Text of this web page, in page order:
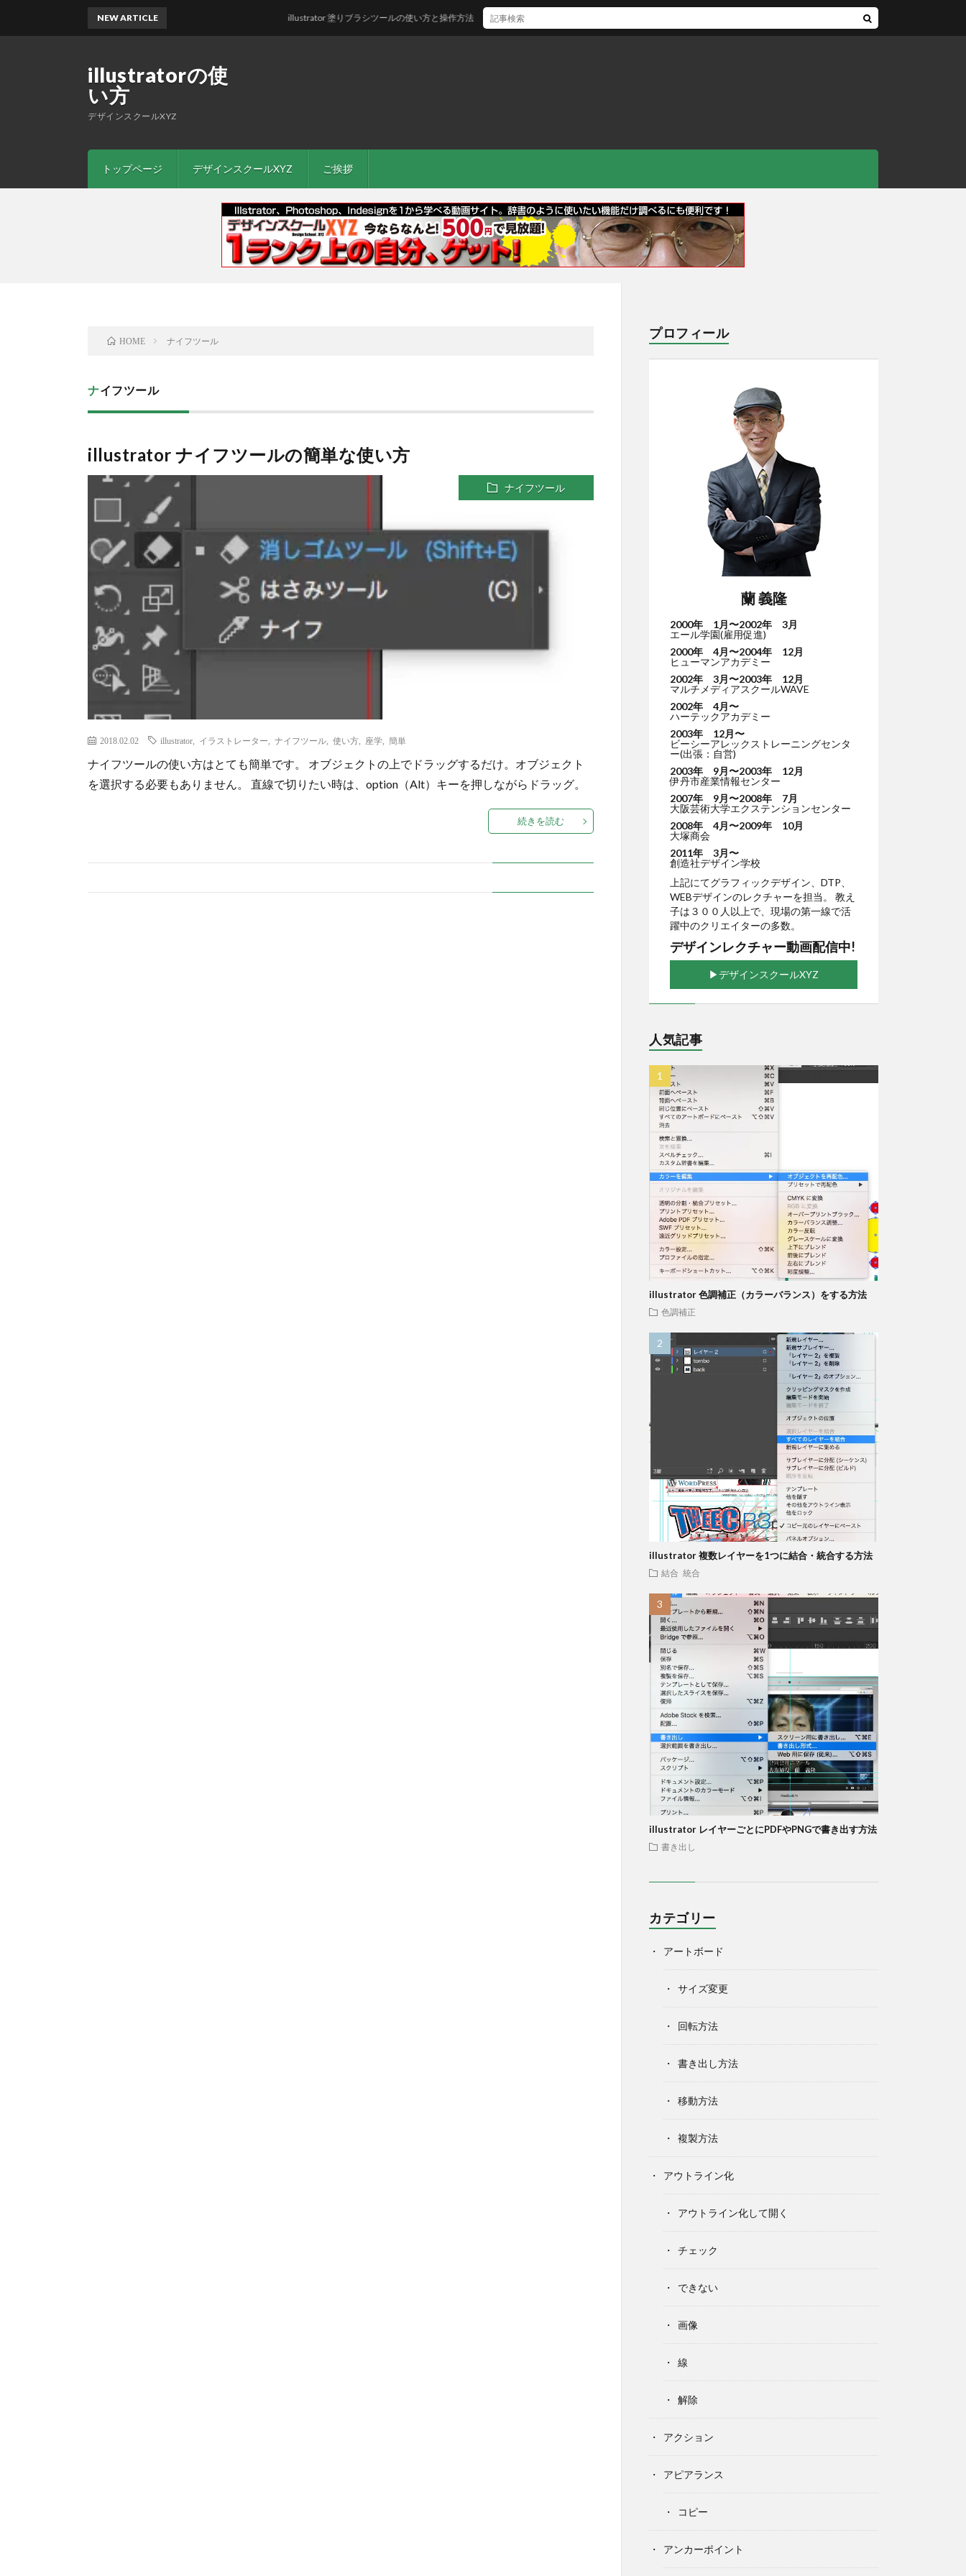
illustratorの使
い方
デザインスクールXYZ
トップページ デザインスクールXYZ ご挨拶
NEW ARTICLE illustrator 塗りブラシツールの使い方と操作方法
HOME ナイフツール
ナイフツール
illustrator ナイフツールの簡単な使い方
ナイフツール
2018.02.02 illustrator イラストレーター ナイフツール 使い方 座学 簡単
ナイフツールの使い方はとても簡単です。 オブジェクトの上でドラッグするだけ。オブジェクト
を選択する必要もありません。 直線で切りたい時は、option（Alt）キーを押しながらドラッグ。
続きを読む
プロフィール
蘭 義隆
2000年 1月〜2002年 3月
エール学園(雇用促進)
2000年 4月〜2004年 12月
ヒューマンアカデミー
2002年 3月〜2003年 12月
マルチメディアスクールWAVE
2002年 4月〜
ハーテックアカデミー
2003年 12月〜
ビーシーアレックストレーニングセンタ
ー(出張：自営)
2003年 9月〜2003年 12月
伊丹市産業情報センター
2007年 9月〜2008年 7月
大阪芸術大学エクステンションセンター
2008年 4月〜2009年 10月
大塚商会
2011年 3月〜
創造社デザイン学校
上記にてグラフィックデザイン、DTP、
WEBデザインのレクチャーを担当。 教え
子は３００人以上で、現場の第一線で活
躍中のクリエイターの多数。
デザインレクチャー動画配信中!
▶︎デザインスクールXYZ
人気記事
illustrator 色調補正（カラーバランス）をする方法
色調補正
illustrator 複数レイヤーを1つに結合・統合する方法
結合 統合
illustrator レイヤーごとにPDFやPNGで書き出す方法
書き出し
カテゴリー
アートボード
サイズ変更
回転方法
書き出し方法
移動方法
複製方法
アウトライン化
アウトライン化して開く
チェック
できない
画像
線
解除
アクション
アピアランス
コピー
アンカーポイント